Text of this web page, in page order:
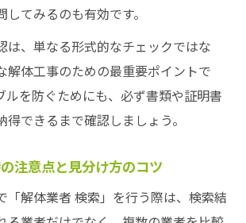
てみるのも有効です。
は、単なる形式的なチェックではな
解体工事のための最重要ポイントで
ルを防ぐためにも、必ず書類や証明書
得できるまで確認しましょう。
注意点と見分け方のコツ
「解体業者 検索」を行う際は、検索結